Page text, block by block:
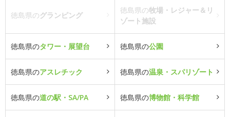
徳島県のグランピング
徳島県の牧場・レジャー＆リ
ゾート施設
徳島県のタワー・展望台 徳島県の公園
徳島県のアスレチック 徳島県の温泉・スパリゾート
徳島県の道の駅・SA/PA 徳島県の博物館・科学館